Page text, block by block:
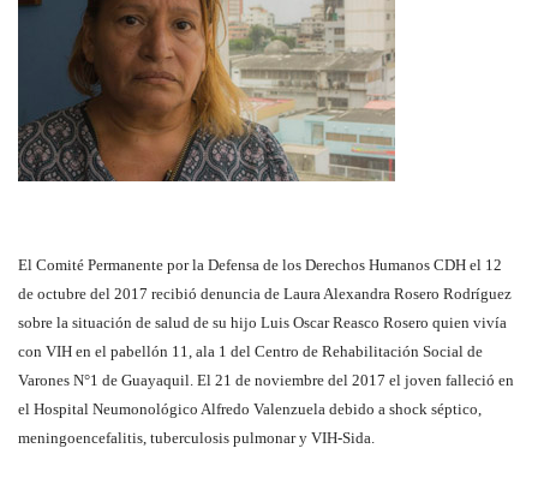
El Comité Permanente por la Defensa de los Derechos Humanos CDH el 12
de octubre del 2017 recibió denuncia de Laura Alexandra Rosero Rodríguez
sobre la situación de salud de su hijo Luis Oscar Reasco Rosero quien vivía
con VIH en el pabellón 11, ala 1 del Centro de Rehabilitación Social de
Varones N°1 de Guayaquil. El 21 de noviembre del 2017 el joven falleció en
el Hospital Neumonológico Alfredo Valenzuela debido a shock séptico,
meningoencefalitis, tuberculosis pulmonar y VIH-Sida.